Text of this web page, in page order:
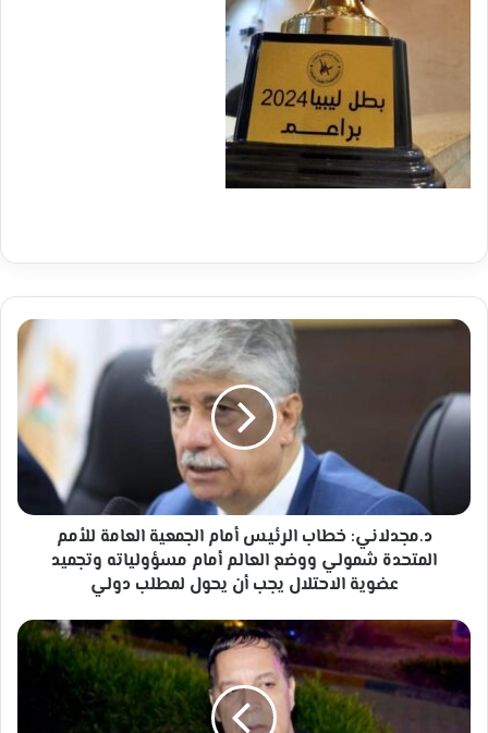
د.مجدلاني:
أمام
الجمعية
العامة
شمولي
العالم
وتجميد
عضوية
الاحتلال
يجب
أن
د.مجدلاني: خطاب الرئيس أمام الجمعية العامة للأمم
المتحدة شمولي ووضع العالم أمام مسؤولياته وتجميد
عضوية الاحتلال يجب أن يحول لمطلب دولي
رباعيات
شاعر
محمد